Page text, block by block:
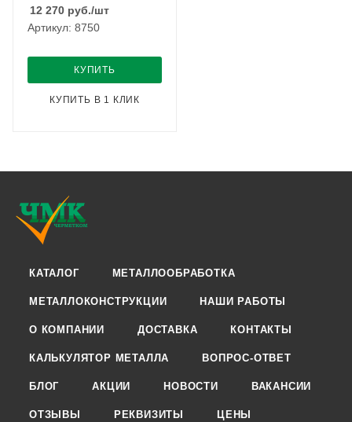
12 270 руб./шт
Артикул: 8750
КУПИТЬ
КУПИТЬ В 1 КЛИК
КАТАЛОГ МЕТАЛЛООБРАБОТКА
МЕТАЛЛОКОНСТРУКЦИИ НАШИ РАБОТЫ
О КОМПАНИИ ДОСТАВКА КОНТАКТЫ
КАЛЬКУЛЯТОР МЕТАЛЛА ВОПРОС-ОТВЕТ
БЛОГ АКЦИИ НОВОСТИ ВАКАНСИИ
ОТЗЫВЫ РЕКВИЗИТЫ ЦЕНЫ